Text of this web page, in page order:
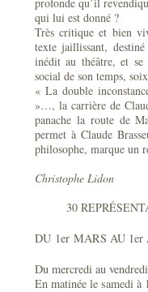
qui lui est donné ?
Très critique et bien
texte jaillissant,
inédit au théâtre, et
social de son temps,
« La double
»…, la carrière de
panache la route de
permet à Claude
philosophe, marque un
Christophe Lidon
30
DU 1er MARS AU 1er
Du mercredi au
En matinée le samedi à